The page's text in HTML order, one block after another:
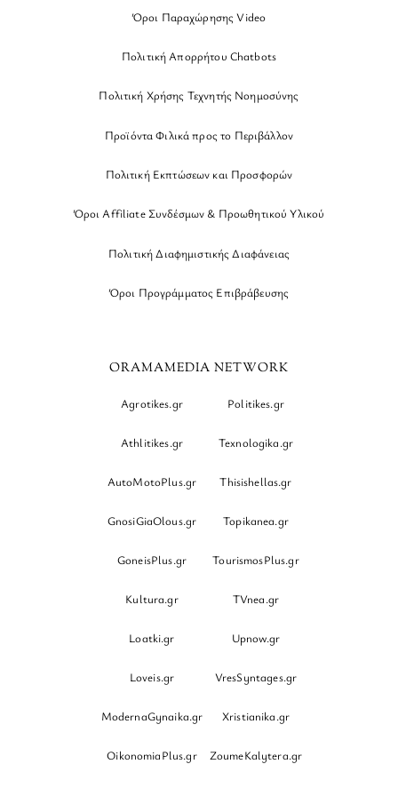
Όροι Παραχώρησης Video
Πολιτική Απορρήτου Chatbots
Πολιτική Χρήσης Τεχνητής Νοημοσύνης
Προϊόντα Φιλικά προς το Περιβάλλον
Πολιτική Εκπτώσεων και Προσφορών
Όροι Affiliate Συνδέσμων & Προωθητικού Υλικού
Πολιτική Διαφημιστικής Διαφάνειας
Όροι Προγράμματος Επιβράβευσης
ORAMAMEDIA NETWORK
Agrotikes.gr Politikes.gr
Athlitikes.gr Texnologika.gr
AutoMotoPlus.gr Thisishellas.gr
GnosiGiaOlous.gr Topikanea.gr
GoneisPlus.gr TourismosPlus.gr
Kultura.gr TVnea.gr
Loatki.gr Upnow.gr
Loveis.gr VresSyntages.gr
ModernaGynaika.gr Xristianika.gr
OikonomiaPlus.gr ZoumeKalytera.gr